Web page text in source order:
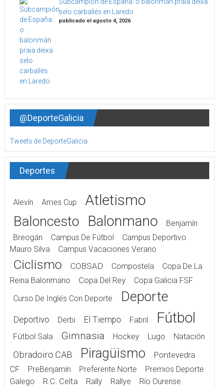
selo carballés en Laredo
publicado el agosto 4, 2026
@DeporteGalicia
Tweets de DeporteGalicia
Deportes
Alevín Ames Cup Atletismo
Baloncesto Balonmano
Benjamín
Breogán
Campus De Fútbol
Campus Deportivo
Mauro Silva
Campus Vacaciones Verano
Ciclismo COBSAD Compostela
Copa De La
Reina Balonmano
Copa Del Rey
Copa Galicia FSF
Curso De Inglés Con Deporte
Deporte
Deportivo Derbi El Tiempo Fabril Fútbol
Fútbol Sala Gimnasia Hockey Lugo Natación
Obradoiro CAB Piragüismo
Pontevedra
CF
PreBenjamín Preferente Norte
Premios Deporte
Galego
R.C. Celta Rally Rallye
Río Ourense